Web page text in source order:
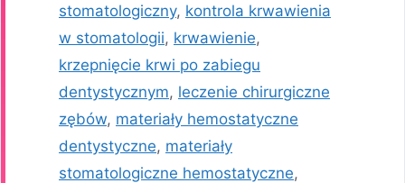
stomatologiczny, kontrola krwawienia
w stomatologii, krwawienie,
krzepnięcie krwi po zabiegu
dentystycznym, leczenie chirurgiczne
zębów, materiały hemostatyczne
dentystyczne, materiały
stomatologiczne hemostatyczne,